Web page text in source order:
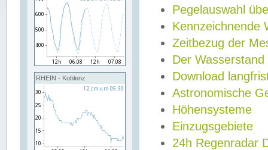
RHEIN - Koblenz
Pegelauswahl
Kennzeichnende
Zeitbezug der
Der Wasserstand
Download
Astronomische
Höhensysteme
Einzugsgebiete
24h Regenradar